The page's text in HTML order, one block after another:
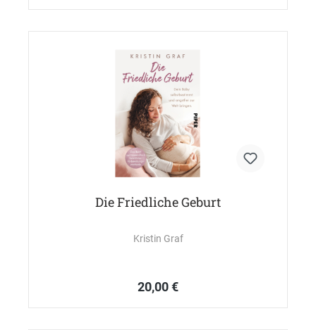
Die Friedliche Geburt
Kristin Graf
20,00 €